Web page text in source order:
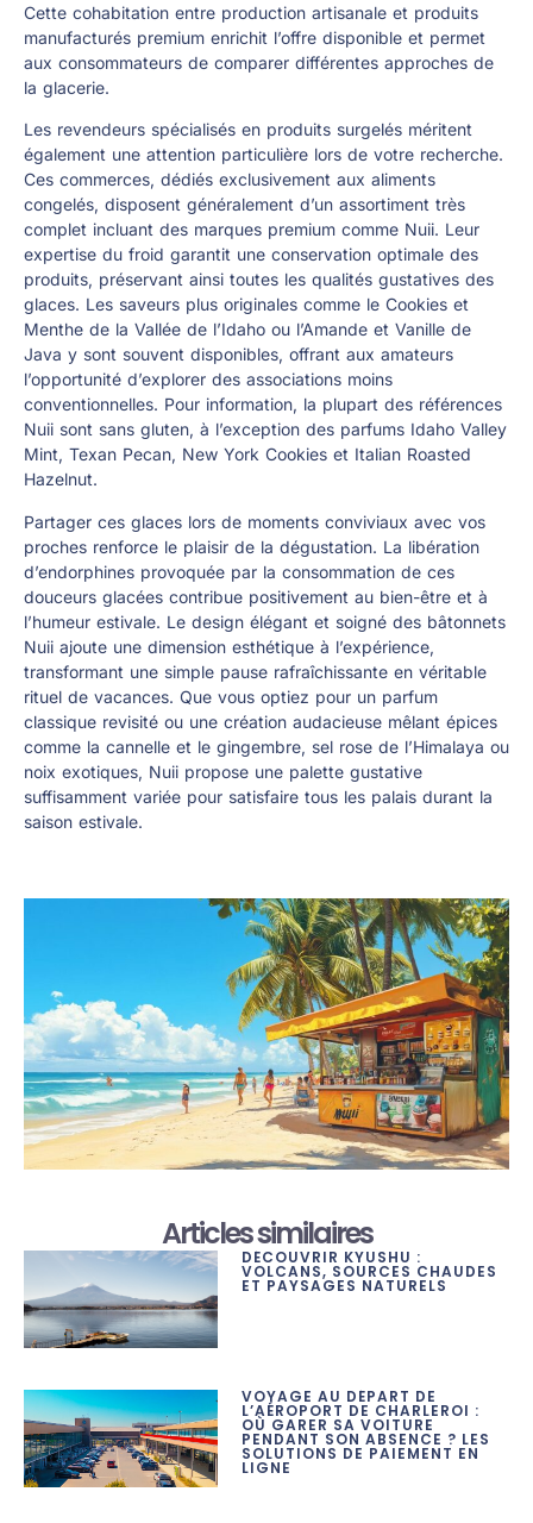
Cette cohabitation entre production artisanale et produits
manufacturés premium enrichit l’offre disponible et permet
aux consommateurs de comparer différentes approches de
la glacerie.
Les revendeurs spécialisés en produits surgelés méritent
également une attention particulière lors de votre recherche.
Ces commerces, dédiés exclusivement aux aliments
congelés, disposent généralement d’un assortiment très
complet incluant des marques premium comme Nuii. Leur
expertise du froid garantit une conservation optimale des
produits, préservant ainsi toutes les qualités gustatives des
glaces. Les saveurs plus originales comme le Cookies et
Menthe de la Vallée de l’Idaho ou l’Amande et Vanille de
Java y sont souvent disponibles, offrant aux amateurs
l’opportunité d’explorer des associations moins
conventionnelles. Pour information, la plupart des références
Nuii sont sans gluten, à l’exception des parfums Idaho Valley
Mint, Texan Pecan, New York Cookies et Italian Roasted
Hazelnut.
Partager ces glaces lors de moments conviviaux avec vos
proches renforce le plaisir de la dégustation. La libération
d’endorphines provoquée par la consommation de ces
douceurs glacées contribue positivement au bien-être et à
l’humeur estivale. Le design élégant et soigné des bâtonnets
Nuii ajoute une dimension esthétique à l’expérience,
transformant une simple pause rafraîchissante en véritable
rituel de vacances. Que vous optiez pour un parfum
classique revisité ou une création audacieuse mêlant épices
comme la cannelle et le gingembre, sel rose de l’Himalaya ou
noix exotiques, Nuii propose une palette gustative
suffisamment variée pour satisfaire tous les palais durant la
saison estivale.
Articles similaires
DÉCOUVRIR KYUSHU :
VOLCANS, SOURCES CHAUDES
ET PAYSAGES NATURELS
VOYAGE AU DÉPART DE
L’AÉROPORT DE CHARLEROI :
OÙ GARER SA VOITURE
PENDANT SON ABSENCE ? LES
SOLUTIONS DE PAIEMENT EN
LIGNE